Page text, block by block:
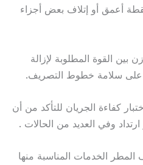
أعمق أو إتلاف بعض أجزاء
بين القوة المطلوبة لإزالة
على سلامة خطوط التصريف.
كفاءة الجريان للتأكد من أن
وفي العديد من الحالات .
الخدمات المناسبة منها